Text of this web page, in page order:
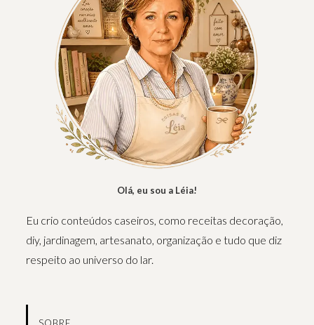
Olá, eu sou a Léia!
Eu crio conteúdos caseiros, como receitas decoração,
diy, jardinagem, artesanato, organização e tudo que diz
respeito ao universo do lar.